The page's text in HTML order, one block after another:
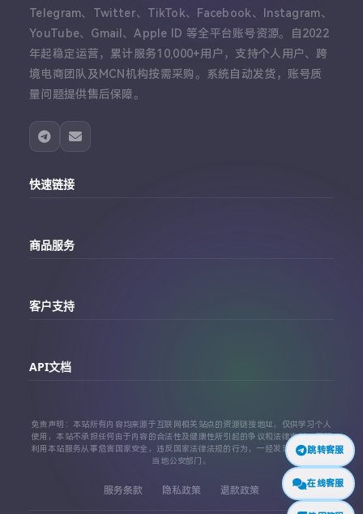
跳转客服
在线客服
Telegram、Twitter、TikTok、Facebook、Instagram、
YouTube、Gmail、Apple ID 等全平台账号资源。自2022
年起稳定运营，累计服务10,000+用户，支持个人用户、跨
境电商团队及MCN机构按需采购。系统自动发货，账号质
量问题提供售后保障。
快速链接
订单查询
商品服务
Facebook账号购买
TikTok账号购买
客户支持
API文档
API 接口文档
代理对接文档
免责声明：本站所有内容均来源于互联网相关站点的资源链接地址，仅供学习个人
使用，本站不承担任何由于内容的合法性及健康性所引起的争议和法律责任。严禁
利用本站服务从事危害国家安全，违反国家法律法规的行为，一经发现，立即上报
当地公安部门。
服务条款 隐私政策 退款政策